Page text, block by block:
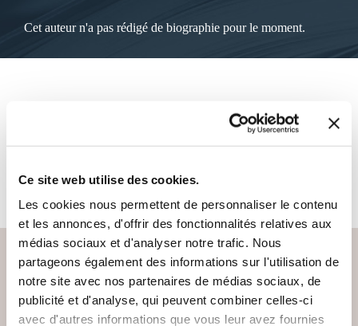
Ce site web utilise des cookies.
Les cookies nous permettent de personnaliser le contenu
et les annonces, d'offrir des fonctionnalités relatives aux
médias sociaux et d'analyser notre trafic. Nous
partageons également des informations sur l'utilisation de
notre site avec nos partenaires de médias sociaux, de
publicité et d'analyse, qui peuvent combiner celles-ci
avec d'autres informations que vous leur avez fournies
Cet auteur n'a pas rédigé de biographie pour le moment.
Cet auteur ne propose pas de livre à la vente sur notre site
PAIEMENT SÉCURISÉ
Remises quantités jusqu'à -42%